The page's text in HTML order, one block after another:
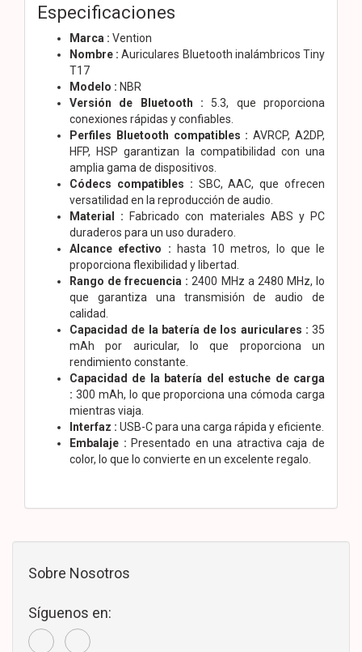
Especificaciones
Marca : Vention
Nombre : Auriculares Bluetooth inalámbricos Tiny
T17
Modelo : NBR
Versión de Bluetooth : 5.3, que proporciona
conexiones rápidas y confiables.
Perfiles Bluetooth compatibles :AVRCP, A2DP,
HFP, HSP garantizan la compatibilidad con una
amplia gama de dispositivos.
Códecs compatibles : SBC, AAC, que ofrecen
versatilidad en la reproducción de audio.
Material :
Fabricado con materiales ABS y PC
duraderos para un uso duradero.
Alcance efectivo : hasta 10 metros, lo que le
proporciona flexibilidad y libertad.
Rango de frecuencia : 2400 MHz a 2480 MHz, lo
que garantiza una transmisión de audio de
calidad.
Capacidad de la batería de los auriculares : 35
mAh por auricular, lo que proporciona un
rendimiento constante.
Capacidad de la batería del estuche de carga
: 300 mAh, lo que proporciona una cómoda carga
mientras viaja.
Interfaz : USB-C para una carga rápida y eficiente.
Embalaje : Presentado en una atractiva caja de
color, lo que lo convierte en un excelente regalo.
Sobre Nosotros
Síguenos en: